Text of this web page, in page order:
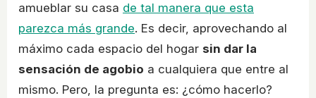
amueblar su casa de tal manera que esta
parezca más grande. Es decir, aprovechando al
máximo cada espacio del hogar sin dar la
sensación de agobio a cualquiera que entre al
mismo. Pero, la pregunta es: ¿cómo hacerlo?